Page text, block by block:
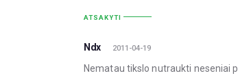
ATSAKYTI
Ndx 2011-04-19
Nematau tikslo nutraukti neseniai